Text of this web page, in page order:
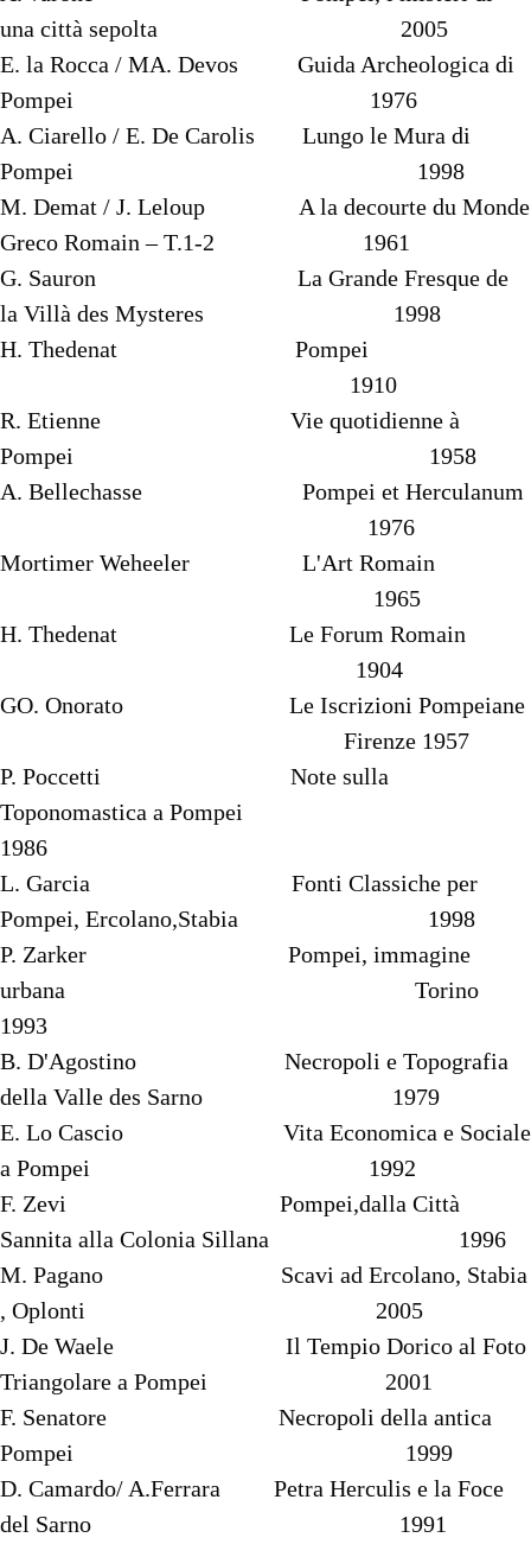
una città sepolta 2005
E. la Rocca / MA. Devos Guida Archeologica di
Pompei 1976
A. Ciarello / E. De Carolis Lungo le Mura di
Pompei 1998
M. Demat / J. Leloup A la decourte du Monde
Greco Romain – T.1-2 1961
G. Sauron La Grande Fresque de
la Villà des Mysteres 1998
H. Thedenat Pompei
1910
R. Etienne Vie quotidienne à
Pompei 1958
A. Bellechasse Pompei et Herculanum
1976
Mortimer Weheeler L'Art Romain
1965
H. Thedenat Le Forum Romain
1904
GO. Onorato Le Iscrizioni Pompeiane
Firenze 1957
P. Poccetti Note sulla
Toponomastica a Pompei
1986
L. Garcia Fonti Classiche per
Pompei, Ercolano,Stabia 1998
P. Zarker Pompei, immagine
urbana Torino
1993
B. D'Agostino Necropoli e Topografia
della Valle des Sarno 1979
E. Lo Cascio Vita Economica e Sociale
a Pompei 1992
F. Zevi Pompei,dalla Città
Sannita alla Colonia Sillana 1996
M. Pagano Scavi ad Ercolano, Stabia
, Oplonti 2005
J. De Waele Il Tempio Dorico al Foto
Triangolare a Pompei 2001
F. Senatore Necropoli della antica
Pompei 1999
D. Camardo/ A.Ferrara Petra Herculis e la Foce
del Sarno 1991